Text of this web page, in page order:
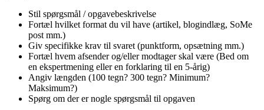
Stil spørgsmål / opgavebeskrivelse
Fortæl hvilket format du vil have (artikel, blogindlæg, SoMe
post mm.)
Giv specifikke krav til svaret (punktform, opsætning mm.)
Fortæl hvem afsender og/eller modtager skal være (Bed om
en ekspertmening eller en forklaring til en 5-årig)
Angiv længden (100 tegn? 300 tegn? Minimum?
Maksimum?)
Spørg om der er nogle spørgsmål til opgaven